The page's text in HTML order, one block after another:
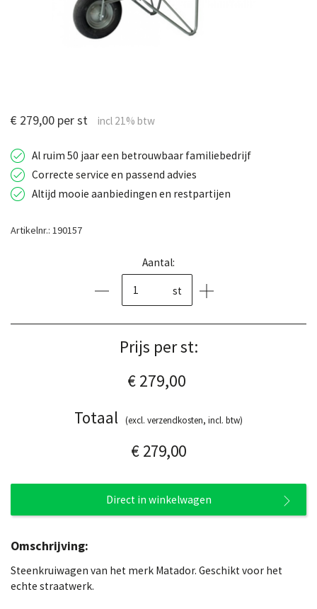
€ 279,00 per st
Al ruim 50 jaar een betrouwbaar familiebedrijf
Correcte service en passend advies
Altijd mooie aanbiedingen en restpartijen
Artikelnr.: 190157
Aantal:
st
Prijs per st:
€ 279,00
Totaal
(excl. verzendkosten, incl. btw)
€ 279,00
Direct in winkelwagen
Omschrijving:
Steenkruiwagen van het merk Matador. Geschikt voor het
echte straatwerk.